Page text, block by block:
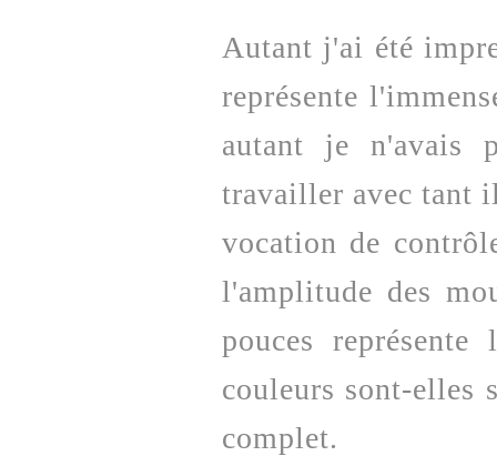
Autant j'ai été
représente
autant je n'avais
travailler avec tant
vocation de
l'amplitude des
pouces
couleurs sont-elles
complet.